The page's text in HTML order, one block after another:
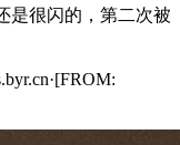
是很闪的，第二次被